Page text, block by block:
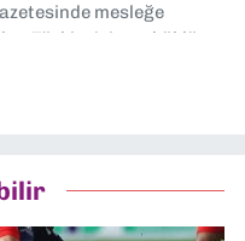
mesleğe
Türkiye’nin en köklü
yardımcısı ve spor
yaptım. Ayrıca Yeni
yapıyorum